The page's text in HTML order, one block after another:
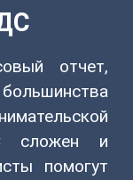
отчет,
сложен и
помогут